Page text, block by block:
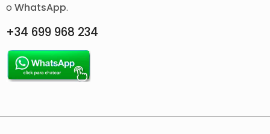
o WhatsApp.
+34 699 968 234